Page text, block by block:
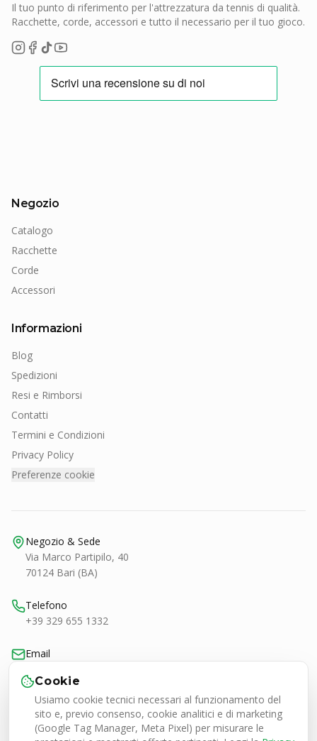
Il tuo punto di riferimento per l'attrezzatura da tennis di qualità.
Racchette, corde, accessori e tutto il necessario per il tuo gioco.
Negozio
Catalogo
Racchette
Corde
Accessori
Informazioni
Blog
Spedizioni
Resi e Rimborsi
Contatti
Termini e Condizioni
Privacy Policy
Preferenze cookie
Negozio & Sede
Via Marco Partipilo, 40
70124 Bari (BA)
Telefono
+39 329 655 1332
Email
Orari
Lun-Ven 9:00-20:30
Sab 9:00-13:00 / 16:30-20:30
Cookie
Usiamo cookie tecnici necessari al funzionamento del
sito e, previo consenso, cookie analitici e di marketing
(Google Tag Manager, Meta Pixel) per misurare le